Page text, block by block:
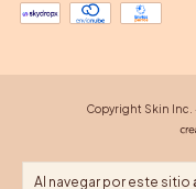
Al navegar por este sitio
Copyright Skin Inc.